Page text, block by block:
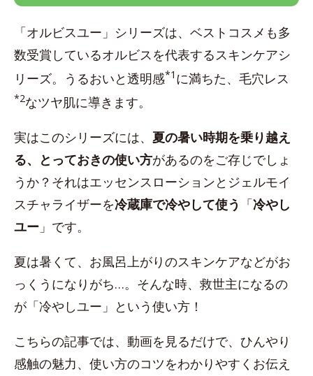
「オルビスユー」シリーズは、ベストコスメも多
数受賞しているオルビスを代表するスキンケアシ
リーズ。うるおいと透明感*1 に満ちた、毛穴レス
*2なツヤ肌に導きます。
実はこのシリーズには、 夏の暑い時期を乗り越え
る、とっておきの使い方があるのをご存じでしょ
うか？それはエッセンスローションとジェルモイ
スチャライザーを冷蔵庫で冷やして使う 「冷やし
ユー 」です。
夏は暑くて、お風呂上がりのスキンケアなどがお
っくうになりがち…。そんな時、救世主になるの
が「冷やしユー」という使い方！
こちらの記事では、動画を見るだけで、ひんやり
感触の魅力、使い方のコツをわかりやすくお伝え